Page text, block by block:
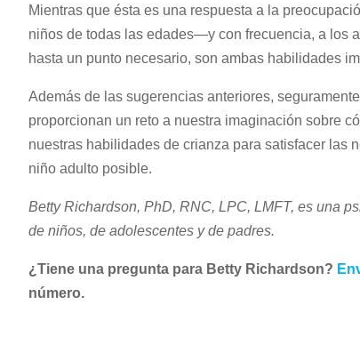
Mientras que ésta es una respuesta a la
niños de todas las edades—y con frecuencia, a los
hasta un punto necesario, son ambas habilidades
Además de las sugerencias anteriores,
proporcionan un reto a nuestra imaginación sobre
nuestras habilidades de crianza para satisfacer las
niño adulto posible.
Betty Richardson, PhD, RNC, LPC, LMFT, es una
de niños, de adolescentes y de padres.
¿Tiene una pregunta para Betty Richardson?
número.